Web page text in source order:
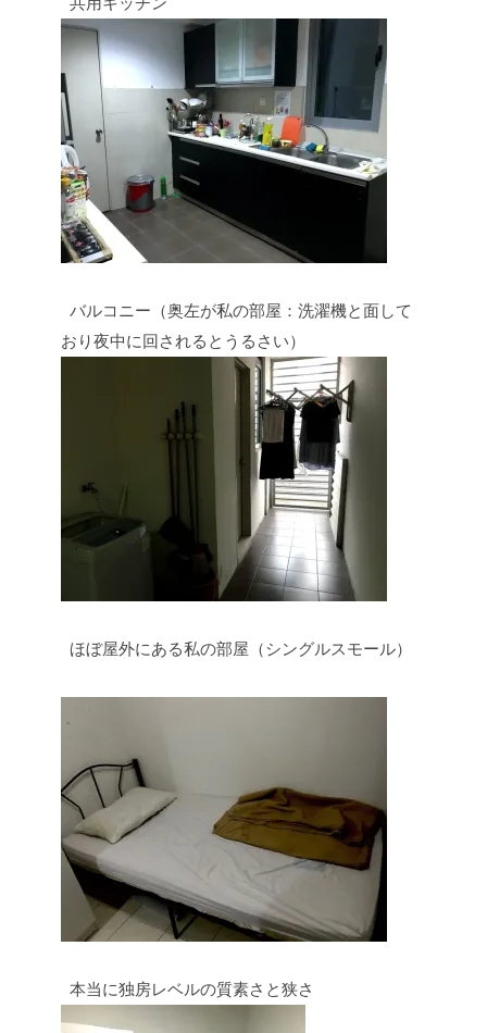
バルコニー（奥左が私の部屋：洗濯機と面して
おり夜中に回されるとうるさい）
ほぼ屋外にある私の部屋（シングルスモール）
本当に独房レベルの質素さと狭さ